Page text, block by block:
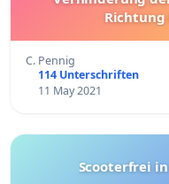
Richtung
C. Pennig
114 Unterschriften
11 May 2021
Scooterfrei